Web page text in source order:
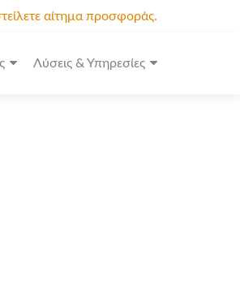
αίτημα προσφοράς.
Λύσεις & Υπηρεσίες